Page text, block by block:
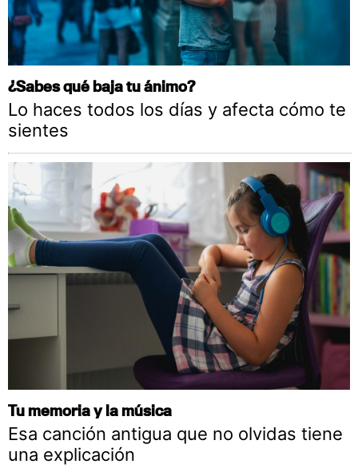
¿Sabes qué baja tu ánimo?
Lo haces todos los días y afecta cómo te
sientes
Tu memoria y la música
Esa canción antigua que no olvidas tiene
una explicación